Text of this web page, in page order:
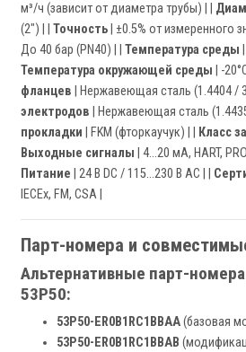
м³/ч (зависит от диаметра трубы) | |
(2") | | Точность | ±0.5% от измеренного
До 40 бар (PN40) | | Температура среды
Температура окружающей среды | -
фланцев | Нержавеющая сталь (1.4404 /
электродов | Нержавеющая сталь
прокладки | FKM (фторкаучук) | | Класс
Выходные сигналы | 4…20 мА, HART,
Питание | 24 В DC / 115…230 В AC | |
IECEx, FM, CSA |
Парт-номера и
Альтернативные парт-номера
53P50:
53P50-ER0B1RC1BBAA(базовая
53P50-ER0B1RC1BBAB